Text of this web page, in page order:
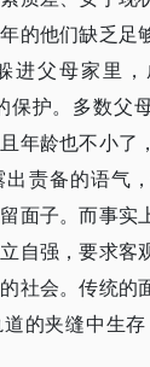
的他们缺乏足
进父母家里
保护。多数父
年龄也不小了
责备的语气
面子。而事实
自强，要求客
社会。传统的
的夹缝中生